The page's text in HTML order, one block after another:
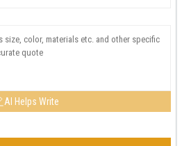
AI Helps Write